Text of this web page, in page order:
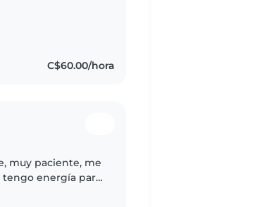
C$60.00/hora
muy paciente, me
tengo energía para